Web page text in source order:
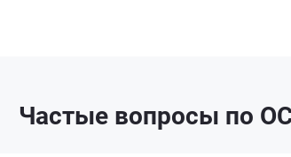
Частые вопросы по